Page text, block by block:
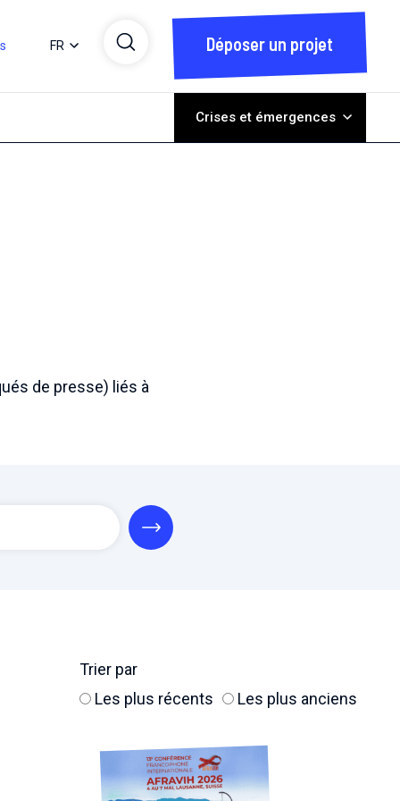
FR Déposer un projet
Crises et émergences
de presse) liés à
Trier par
Les plus récents
Les plus anciens